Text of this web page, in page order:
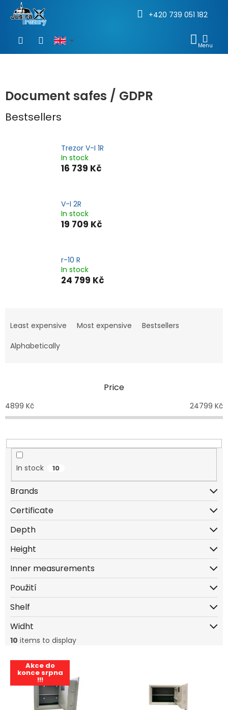
content
+420 739 051 182
Document safes / GDPR
Bestsellers
Trezor V-I 1R
In stock
16 739 Kč
V-I 2R
In stock
19 709 Kč
r-10 R
In stock
24 799 Kč
d
o
r
i
n
Least expensive Most expensive
Bestsellers
Alphabetically
Price
4899 Kč 24799 Kč
In stock 10
Brands
Certificate
Depth
Height
Inner measurements
Použití
Shelf
Widht
10 items to display
Akce do
konce srpna
!!! 7 899 Kč